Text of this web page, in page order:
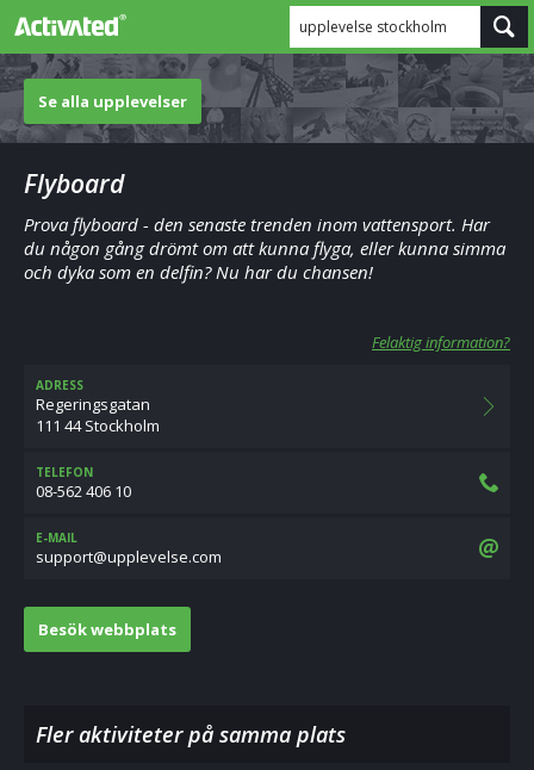
upplevelse stockholm
Se alla upplevelser
Flyboard
Prova flyboard - den senaste trenden inom vattensport. Har
du någon gång drömt om att kunna flyga, eller kunna simma
och dyka som en delfin? Nu har du chansen!
Felaktig information?
ADRESS
Regeringsgatan
111 44 Stockholm
TELEFON
08-562 406 10
E-MAIL
moc.eslevelppu@troppus
Besök webbplats
Fler aktiviteter på samma plats